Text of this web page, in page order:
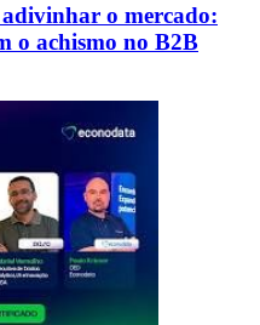
o mercado:
o achismo no B2B